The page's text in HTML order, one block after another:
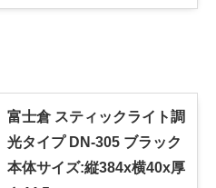
富士倉 スティックライト調
光タイプ DN-305 ブラック
本体サイズ:縦384x横40x厚